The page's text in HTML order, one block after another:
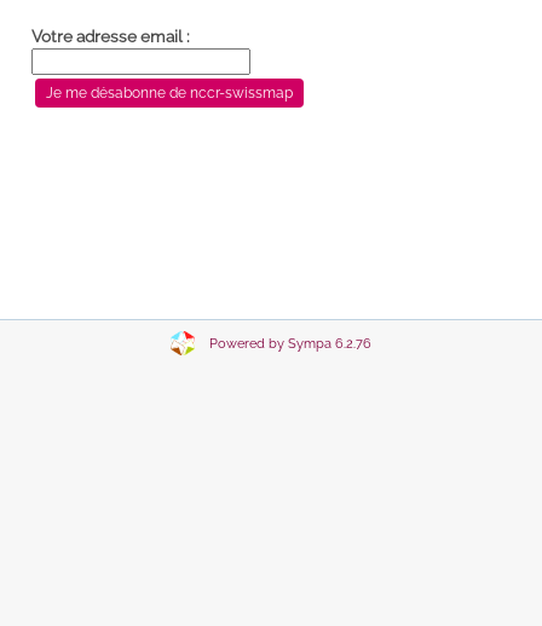
Votre adresse email :
Powered by Sympa 6.2.76